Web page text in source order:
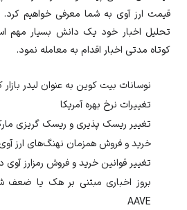
قیمت ارز آوی به شما معرفی خواهیم کرد.
تحلیل اخبار خود یک دانش بسیار مهم
کوتاه مدتی اخبار اقدام به معامله نمود.
نوسانات بیت کوین به عنوان لیدر بازار
تغییرات نرخ بهره آمریکا
تغییر ریسک پذیری و ریسک گریزی
خرید و فروش همزمان نهنگ‌های ارز آوی
تغییر قوانین خرید و فروش رمزارز آوی
بروز اخباری مبتنی بر هک یا ضعف
AAVE